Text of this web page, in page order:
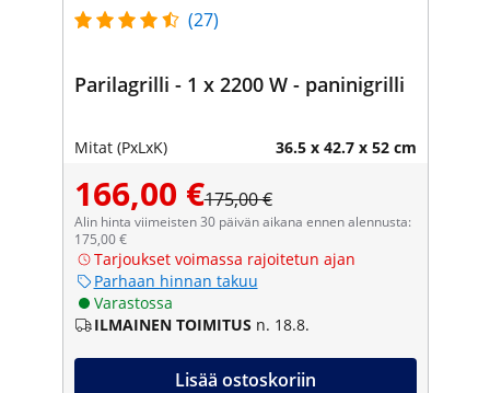
(27)
Parilagrilli - 1 x 2200 W - paninigrilli
Mitat (PxLxK) 36.5 x 42.7 x 52 cm
166,00 €175,00 €
Alin hinta viimeisten 30 päivän aikana ennen alennusta:
175,00 €
Tarjoukset voimassa rajoitetun ajan
Parhaan hinnan takuu
Varastossa
ILMAINEN TOIMITUS n. 18.8.
Lisää ostoskoriin